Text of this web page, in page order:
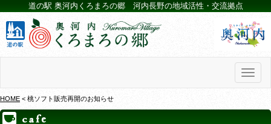
道の駅 奥河内くろまろの郷 河内長野の地域活性・交流拠点
HOME < 桃ソフト販売再開のお知らせ